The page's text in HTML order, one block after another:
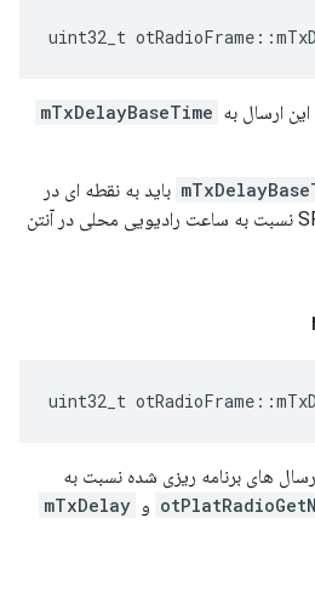
uint32_t otRadioFrame ::
این ارسال به mTxDelayBaseTime
باید به نقطه ای در
زمانی اشاره کنند که انتهای SFD نسبت به ساعت رادیویی محلی در آنتن
uint32_t otRadioFrame ::
های برنامه ریزی شده نسبت به
و mTxDelay